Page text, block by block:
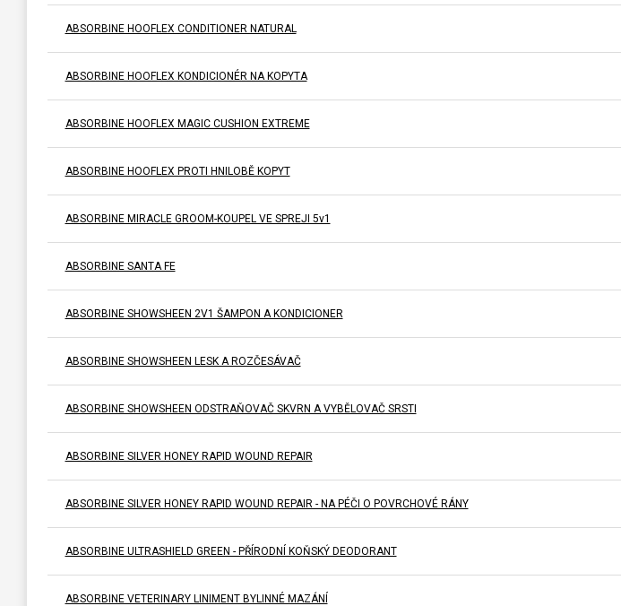
ABSORBINE HOOFLEX CONDITIONER NATURAL
ABSORBINE HOOFLEX KONDICIONÉR NA KOPYTA
ABSORBINE HOOFLEX MAGIC CUSHION EXTREME
ABSORBINE HOOFLEX PROTI HNILOBĚ KOPYT
ABSORBINE MIRACLE GROOM-KOUPEL VE SPREJI 5v1
ABSORBINE SANTA FE
ABSORBINE SHOWSHEEN 2V1 ŠAMPON A KONDICIONER
ABSORBINE SHOWSHEEN LESK A ROZČESÁVAČ
ABSORBINE SHOWSHEEN ODSTRAŇOVAČ SKVRN A VYBĚLOVAČ SRSTI
ABSORBINE SILVER HONEY RAPID WOUND REPAIR
ABSORBINE SILVER HONEY RAPID WOUND REPAIR - NA PÉČI O POVRCHOVÉ RÁNY
ABSORBINE ULTRASHIELD GREEN - PŘÍRODNÍ KOŇSKÝ DEODORANT
ABSORBINE VETERINARY LINIMENT BYLINNÉ MAZÁNÍ